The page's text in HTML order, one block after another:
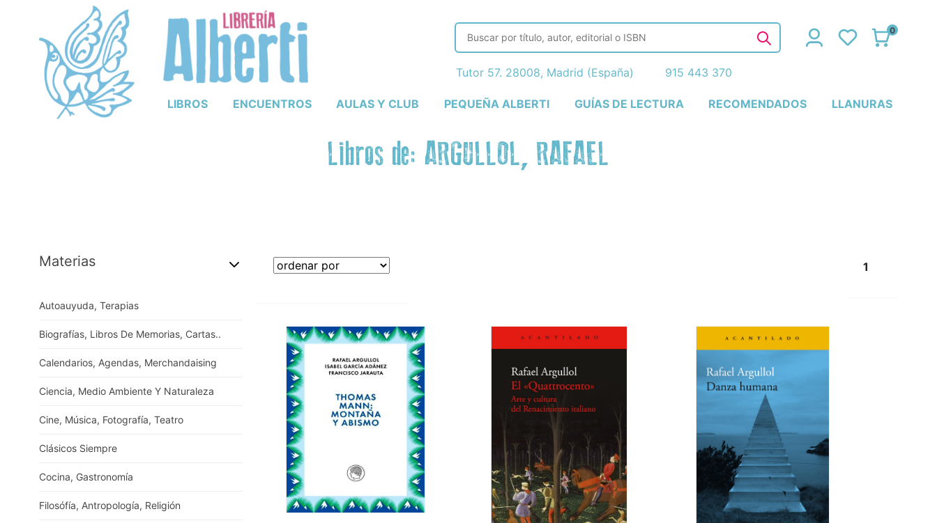
LIBROS ENCUENTROS AULAS Y CLUB PEQUEÑA ALBERTI GUÍAS DE LECTURA RECOMENDADOS LLANURAS
0
Tutor 57. 28008, Madrid (España) 915 443 370
Libros de: ARGULLOL, RAFAEL
Materias
Autoauyuda, Terapias
Biografías, Libros De Memorias, Cartas..
Calendarios, Agendas, Merchandaising
Ciencia, Medio Ambiente Y Naturaleza
Cine, Música, Fotografía, Teatro
Clásicos Siempre
Cocina, Gastronomía
Filosófía, Antropología, Religión
1